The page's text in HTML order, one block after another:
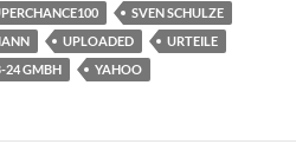
SVEN SCHULZE
UPLOADED
URTEILE
24 GMBH YAHOO